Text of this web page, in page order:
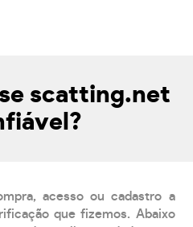
scatting.net
acesso ou cadastro a
que fizemos. Abaixo